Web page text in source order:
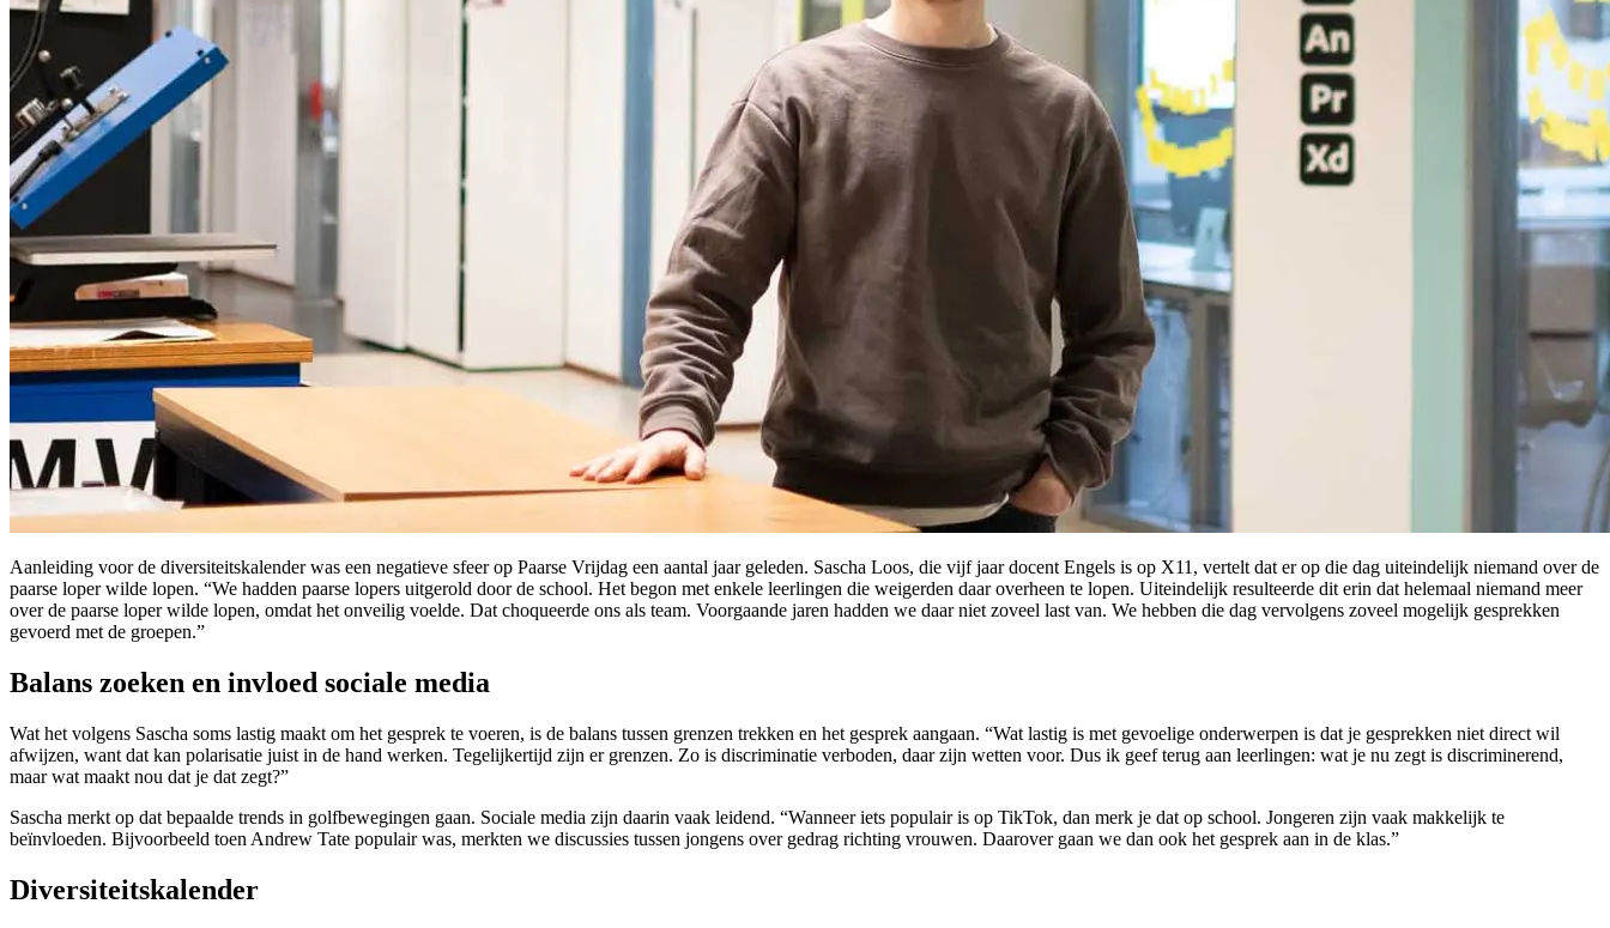
Aanleiding voor de diversiteitskalender was een negatieve sfeer op Paarse Vrijdag een aantal jaar geleden. Sascha Loos, die vijf jaar docent Engels is op X11, vertelt dat er op die dag uiteindelijk niemand over de
paarse loper wilde lopen. “We hadden paarse lopers uitgerold door de school. Het begon met enkele leerlingen die weigerden daar overheen te lopen. Uiteindelijk resulteerde dit erin dat helemaal niemand meer
over de paarse loper wilde lopen, omdat het onveilig voelde. Dat choqueerde ons als team. Voorgaande jaren hadden we daar niet zoveel last van. We hebben die dag vervolgens zoveel mogelijk gesprekken
gevoerd met de groepen.”
Balans zoeken en invloed sociale media
Wat het volgens Sascha soms lastig maakt om het gesprek te voeren, is de balans tussen grenzen trekken en het gesprek aangaan. “Wat lastig is met gevoelige onderwerpen is dat je gesprekken niet direct wil
afwijzen, want dat kan polarisatie juist in de hand werken. Tegelijkertijd zijn er grenzen. Zo is discriminatie verboden, daar zijn wetten voor. Dus ik geef terug aan leerlingen: wat je nu zegt is discriminerend,
maar wat maakt nou dat je dat zegt?”
Sascha merkt op dat bepaalde trends in golfbewegingen gaan. Sociale media zijn daarin vaak leidend. “Wanneer iets populair is op TikTok, dan merk je dat op school. Jongeren zijn vaak makkelijk te
beïnvloeden. Bijvoorbeeld toen Andrew Tate populair was, merkten we discussies tussen jongens over gedrag richting vrouwen. Daarover gaan we dan ook het gesprek aan in de klas.”
Diversiteitskalender